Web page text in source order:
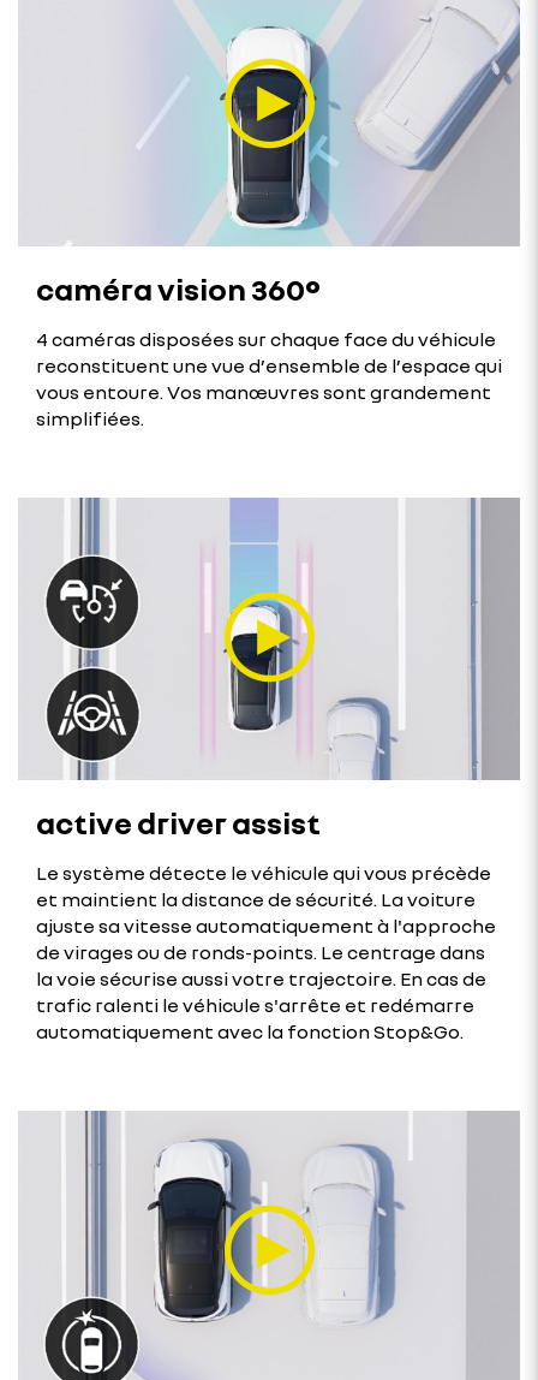
caméra vision 360°
4 caméras disposées sur chaque face du véhicule
reconstituent une vue d’ensemble de l’espace qui
vous entoure. Vos manœuvres sont grandement
simplifiées.
active driver assist
Le système détecte le véhicule qui vous précède
et maintient la distance de sécurité. La voiture
ajuste sa vitesse automatiquement à l'approche
de virages ou de ronds-points. Le centrage dans
la voie sécurise aussi votre trajectoire. En cas de
trafic ralenti le véhicule s'arrête et redémarre
automatiquement avec la fonction Stop&Go.